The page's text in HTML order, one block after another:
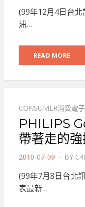
(99年12月4日台
浦…
READ MORE
CONSUMER消費電子
PHILIPS
帶著走的
POSTED
2010-07-09 BY
(99年7月8日台北
表最新…